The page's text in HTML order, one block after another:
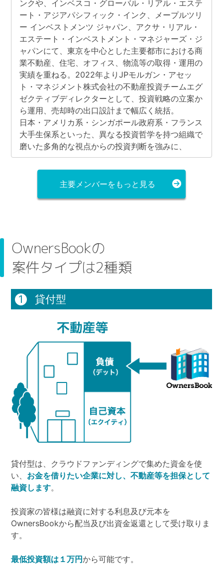
ンクや、インベスコ・グローバル・リアル・エステ
ート・アジアパシフィック・インク、メープルツリ
ー インベストメンツ ジャパン、アクサ・リアル・
エステート・インベストメント・マネジャーズ・ジ
ャパンにて、東京を中心とした主要都市における商
業不動産、住宅、オフィス、物流等の取得・運用の
実績を重ねる。2022年よりJPモルガン・アセッ
ト・マネジメント株式会社の不動産投資チームエグ
ゼクティブディレクターとして、投資戦略の立案か
ら運用、売却時の出口設計まで幅広く統括。
日本・アメリカ系・シンガポール政府系・フランス
大手生保系といった、異なる投資哲学を持つ組織で
磨いた多角的な視点からの投資判断を強みに、
2025年5月にロードスターキャピタル株式会社に
入社。
宅地建物取引士、不動産証券化協会認定マスター、
主要メンバーをもっと見る
OwnersBookの
案件タイプは2種類
1 貸付型
貸付型は、クラウドファンディングで集めた資金を使
い、 お金を借りたい企業に対し、不動産等を担保として
融資します。
投資家の皆様は融資に対する利息及び元本を
OwnersBookから配当及び出資金返還として受け取りま
す。
最低投資額は１万円から可能です。